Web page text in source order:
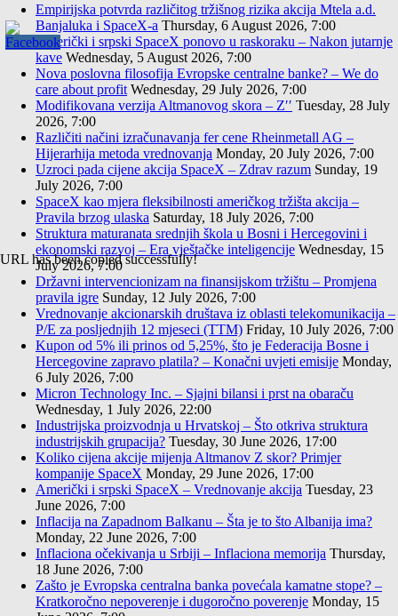
URL has been copied successfully!
Empirijska potvrda različitog tržišnog rizika akcija Mtela a.d.
Banjaluka i SpaceX-a Thursday, 6 August 2026, 7:00
Američki i srpski SpaceX ponovo u raskoraku – Nakon jutarnje
kave Wednesday, 5 August 2026, 7:00
Nova poslovna filosofija Evropske centralne banke? – We do
care about profit Wednesday, 29 July 2026, 7:00
Modifikovana verzija Altmanovog skora – Z′′ Tuesday, 28 July
2026, 7:00
Različiti načini izračunavanja fer cene Rheinmetall AG –
Hijerarhija metoda vrednovanja Monday, 20 July 2026, 7:00
Uzroci pada cijene akcija SpaceX – Zdrav razum Sunday, 19
July 2026, 7:00
SpaceX kao mjera fleksibilnosti američkog tržišta akcija –
Pravila brzog ulaska Saturday, 18 July 2026, 7:00
Struktura maturanata srednjih škola u Bosni i Hercegovini i
ekonomski razvoj – Era vještačke inteligencije Wednesday, 15
July 2026, 7:00
Državni intervencionizam na finansijskom tržištu – Promjena
pravila igre Sunday, 12 July 2026, 7:00
Vrednovanje akcionarskih društava iz oblasti telekomunikacija –
P/E za posljednjih 12 mjeseci (TTM) Friday, 10 July 2026, 7:00
Kupon od 5% ili prinos od 5,25%, što je Federacija Bosne i
Hercegovine zapravo platila? – Konačni uvjeti emisije Monday,
6 July 2026, 7:00
Micron Technology Inc. – Sjajni bilansi i prst na obaraču
Wednesday, 1 July 2026, 22:00
Industrijska proizvodnja u Hrvatskoj – Što otkriva struktura
industrijskih grupacija? Tuesday, 30 June 2026, 17:00
Koliko cijena akcije mijenja Altmanov Z skor? Primjer
kompanije SpaceX Monday, 29 June 2026, 17:00
Američki i srpski SpaceX – Vrednovanje akcija Tuesday, 23
June 2026, 7:00
Inflacija na Zapadnom Balkanu – Šta je to što Albanija ima?
Monday, 22 June 2026, 7:00
Inflaciona očekivanja u Srbiji – Inflaciona memorija Thursday,
18 June 2026, 7:00
Zašto je Evropska centralna banka povećala kamatne stope? –
Kratkoročno nepoverenje i dugoročno poverenje Monday, 15